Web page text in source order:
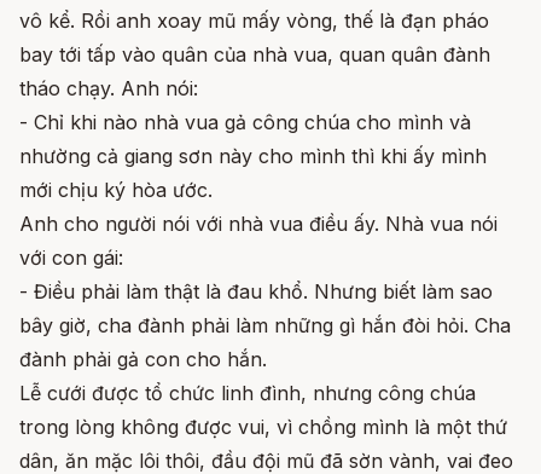
vô kể. Rồi anh xoay mũ mấy vòng, thế là đạn pháo
bay tới tấp vào quân của nhà vua, quan quân đành
tháo chạy. Anh nói:
- Chỉ khi nào nhà vua gả công chúa cho mình và
nhường cả giang sơn này cho mình thì khi ấy mình
mới chịu ký hòa ước.
Anh cho người nói với nhà vua điều ấy. Nhà vua nói
với con gái:
- Điều phải làm thật là đau khổ. Nhưng biết làm sao
bây giờ, cha đành phải làm những gì hắn đòi hỏi. Cha
đành phải gả con cho hắn.
Lễ cưới được tổ chức linh đình, nhưng công chúa
trong lòng không được vui, vì chồng mình là một thứ
dân, ăn mặc lôi thôi, đầu đội mũ đã sờn vành, vai đeo